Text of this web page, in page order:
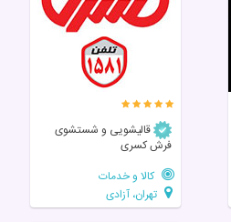
قالیشویی و شستشوی
فرش کسری
کالا و خدمات
تهران، آزادی